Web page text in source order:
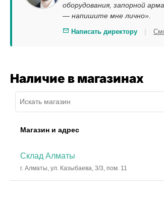
оборудования, запорной
— напишите мне лично».
Написать директору |
Наличие в магазинах
Магазин и адрес
Склад Алматы
г. Алматы, ул. Казыбаева, 3/3, пом. 11